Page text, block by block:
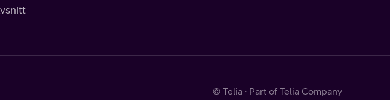
© Telia · Part of Telia Company